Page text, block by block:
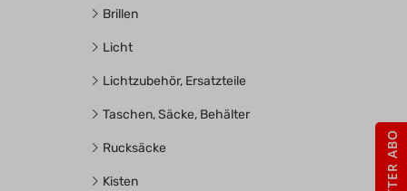
Brillen
Licht
Lichtzubehör, Ersatzteile
Taschen, Säcke, Behälter
Rucksäcke
Kisten